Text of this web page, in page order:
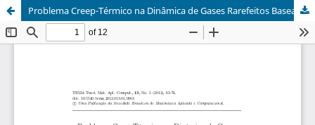
Problema Creep-Térmico na Dinâmica de Gases Rarefeitos Baseado no Modelo BGK